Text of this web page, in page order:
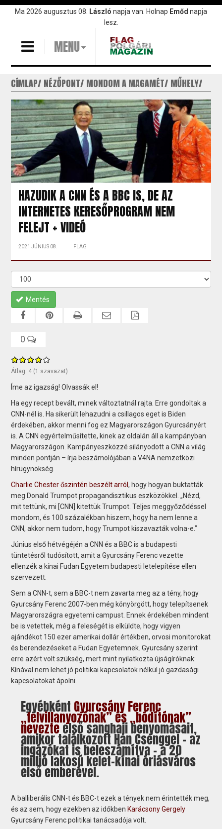
UgrásMa 2026 augusztus 08. László napja van. Holnap Emőd napja
lesz.
MENU
CÍMLAP NÉZŐPONT MONDOM A MAGAMÉT MŰHELY
HAZUDIK A CNN ÉS A BBC IS, DE AZ
INTERNETES KERESŐPROGRAM NEM
FELEJT + VIDEÓ
2021 JÚNIUS 08. FLAG
Mentés
0
Átlag: 4 (1 szavazat)
Íme az igazság! Olvassák el!
Ha egy recept bevált, minek változtatnál rajta. Erre gondoltak a
CNN-nél is. Ha sikerült lehazudni a csillagos eget is Biden
érdekében, akkor menni fog ez Magyarországon Gyurcsányért
is. A CNN egyértelműsítette, kinek az oldalán áll a kampányban
Magyarországon. Kampányeszközzé silányodott a CNN a világ
minden pontján – írja beszámolójában a V4NA nemzetközi
hírügynökség.
Charlie Chester őszintén beszélt arról, hogy hogyan buktatták
meg Donald Trumpot propagandisztikus eszközökkel. „Nézd,
mit tettünk, mi [CNN] kitettük Trumpot. Teljes meggyőződéssel
mondom, és 100 százalékban hiszem, hogy ha nem lenne a
CNN, akkor nem tudom, hogy Trumpot kiszavazták volna-e.”
Június első hétvégéjén a CNN és a BBC is a budapesti
tüntetésről tudósított, amit a Gyurcsány Ferenc vezette
ellenzék a kínai Fudan Egyetem budapesti letelepítése ellen
szervezett.
Sem a CNN-t, sem a BBC-t nem zavarta meg az a tény, hogy
Gyurcsány Ferenc 2007-ben még könyörgött, hogy telepítsenek
Magyarországra egyetemi campust. Ennek érdekében mindent
be is vetettek, még a feleségét is elküldte, hogy vigyen
ajándékot 150 ezer amerikai dollár értékben, orvosi monitorokat
és berendezéseket a Fudan Egyetemnek. Gyurcsány szerint
erre azért volt szükség, mert mint nyilatkozta újságíróknak:
Kínával nem lehet jó politikai kapcsolatok nélkül jó gazdasági
kapcsolatokat ápolni.
Egyébként Gyurcsány Ferenc
„felvillanyozónak” és „bódítónak”
nevezteelső sanghaji benyomásait,
amikor találkozott Han Csenggel – az
ingázókat is beleszámítva – a 20
millió lakosú kelet-kínai óriásváros
első emberével.
A balliberális CNN-t és BBC-t ezek a tények nem érintették meg,
és az sem, hogy ezekben az időkben Karácsony Gergely
Gyurcsány Ferenc politikai tanácsadója volt.